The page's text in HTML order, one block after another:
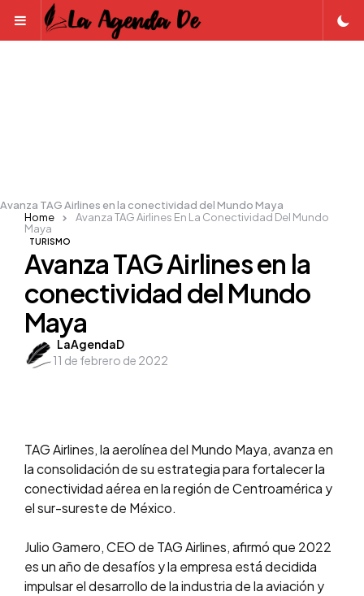
Menu
Avanza TAG Airlines en la conectividad del Mundo Maya
TURISMO
Avanza TAG Airlines en la
conectividad del Mundo
Maya
Posted
by
LaAgendaD
11 de febrero de 2022
Home
Avanza TAG Airlines En La Conectividad Del Mundo
Maya
TAG Airlines, la aerolínea del Mundo Maya, avanza en
la consolidación de su estrategia para fortalecer la
conectividad aérea en la región de Centroamérica y
el sur-sureste de México.
Julio Gamero, CEO de TAG Airlines, afirmó que 2022
es un año de desafíos y la empresa está decidida
impulsar el desarrollo de la industria de la aviación y